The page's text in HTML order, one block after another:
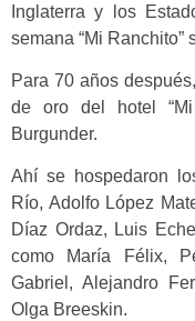
Inglaterra y los
semana “Mi
Para 70 años
de oro del hotel
Burgunder.
Ahí se hospedaron
Río, Adolfo López
Díaz Ordaz, Luis
como María Félix,
Gabriel, Alejandro
Olga Breeskin.